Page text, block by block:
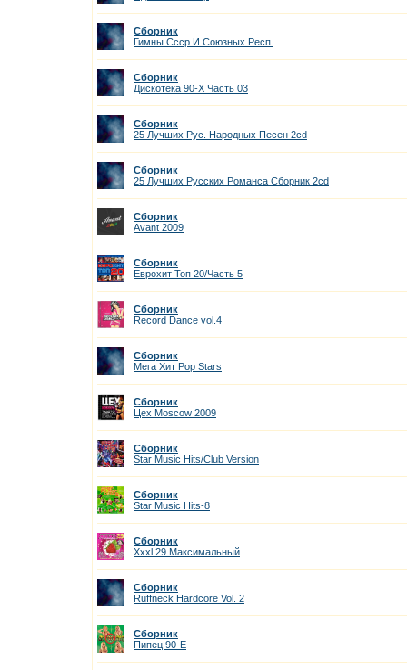
Сборник
Гимны Ссср И Союзных Респ.
Сборник
Дискотека 90-Х Часть 03
Сборник
25 Лучших Рус. Народных Песен 2cd
Сборник
25 Лучших Русских Романса Сборник 2cd
Сборник
Avant 2009
Сборник
Еврохит Топ 20/Часть 5
Сборник
Record Dance vol.4
Сборник
Мега Хит Pop Stars
Сборник
Цех Moscow 2009
Сборник
Star Music Hits/Club Version
Сборник
Star Music Hits-8
Сборник
Xxxl 29 Максимальный
Сборник
Ruffneck Hardcore Vol. 2
Сборник
Пипец 90-Е